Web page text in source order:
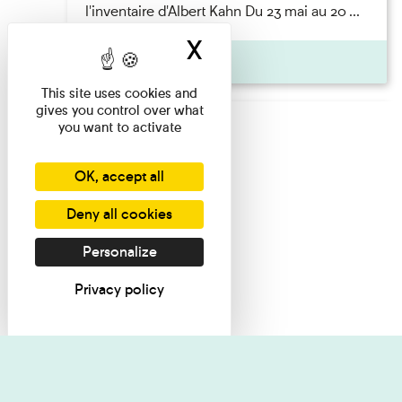
l'inventaire d'Albert Kahn Du 23 mai au 20 ...
Pages
This site uses cookies and
gives you control over what
you want to activate
OK, accept all
Deny all cookies
Personalize
Privacy policy
X Hide cookie